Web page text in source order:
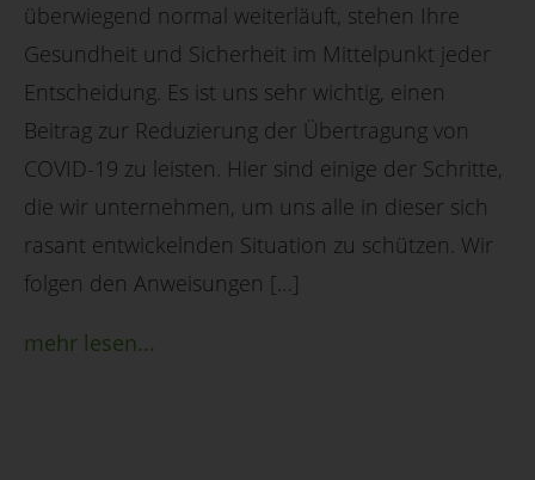
überwiegend normal weiterläuft, stehen Ihre
Gesundheit und Sicherheit im Mittelpunkt jeder
Entscheidung. Es ist uns sehr wichtig, einen
Beitrag zur Reduzierung der Übertragung von
COVID-19 zu leisten. Hier sind einige der Schritte,
die wir unternehmen, um uns alle in dieser sich
rasant entwickelnden Situation zu schützen. Wir
folgen den Anweisungen […]
mehr lesen...